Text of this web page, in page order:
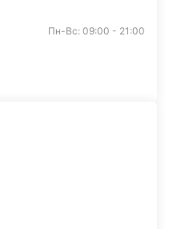
Пн-Вс: 09:00 - 21:00